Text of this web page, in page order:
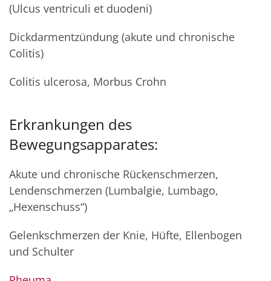
(Ulcus ventriculi et duodeni)
Dickdarmentzündung (akute und chronische
Colitis)
Colitis ulcerosa, Morbus Crohn
Erkrankungen des
Bewegungsapparates:
Akute und chronische Rückenschmerzen,
Lendenschmerzen (Lumbalgie, Lumbago,
„Hexenschuss“)
Gelenkschmerzen der Knie, Hüfte, Ellenbogen
und Schulter